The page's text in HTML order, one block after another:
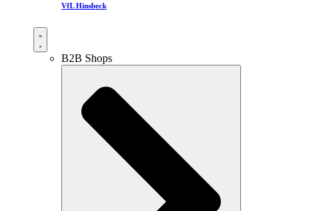
VfL Hinsbeck
B2B Shops